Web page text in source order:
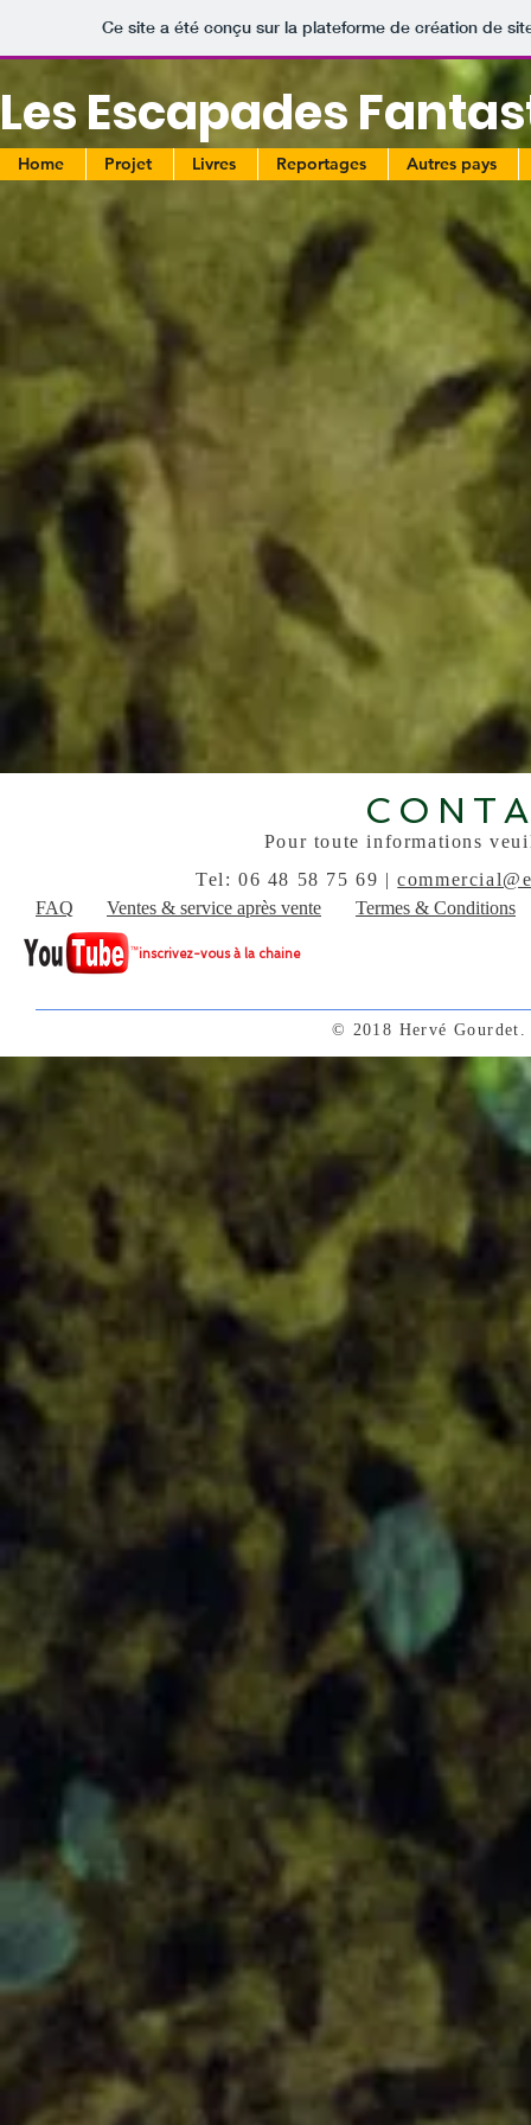
Ce site a été conçu sur la plateforme de création de
Les Escapades
Home Projet Livres Reportages Autres pays
Pour toute informations
Tel: 06 48 58 75 69 |
FAQ
Ventes & service après vente Termes & Conditions
inscrivez-vous à la chaine
© 2018 Hervé